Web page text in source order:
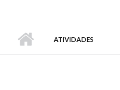
ATIVIDADES